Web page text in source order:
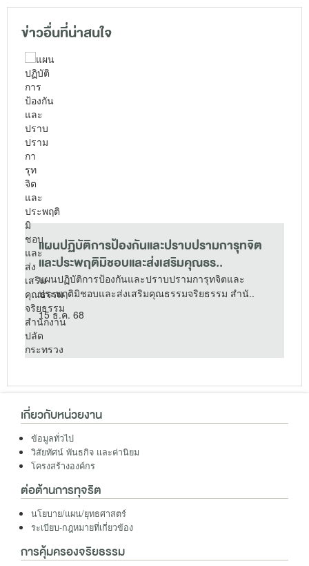
ข่าวอื่นที่น่าสนใจ
แผนปฏิบัติการป้องกันและปราบปรามการุทจิต
และประพฤติมิชอบและส่งเสริมคุณธร..
แผนปฏิบัติการป้องกันและปราบปรามการุทจิตและ
ประพฤติมิชอบและส่งเสริมคุณธรรมจริยธรรม สำนั..
15 ธ.ค. 68
เกี่ยวกับหน่วยงาน
ข้อมูลทั่วไป
วิสัยทัศน์ พันธกิจ และค่านิยม
โครงสร้างองค์กร
ต่อต้านการทุจริต
นโยบาย/แผน/ยุทธศาสตร์
ระเบียบ-กฎหมายที่เกี่ยวข้อง
การคุ้มครองจริยธรรม